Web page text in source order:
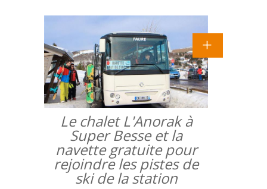
Le chalet L'Anorak à
Super Besse et la
navette gratuite pour
rejoindre les pistes de
ski de la station